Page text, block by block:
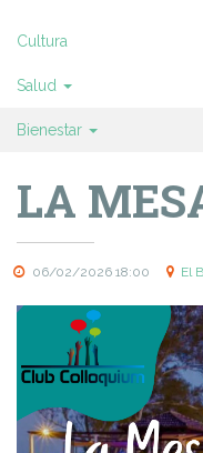
Cultura
Salud
Bienestar
LA
06/02/2026 18:00 El